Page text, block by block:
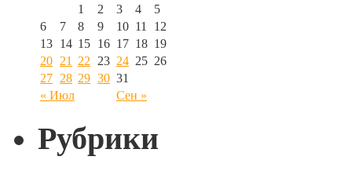
« Июл Сен »
1 2 3 4
5
6
7 8 9 10 11
12
13 14 15 16 17 18 19
20 21 22 23 24 25 26
27 28 29 30 31
Рубрики